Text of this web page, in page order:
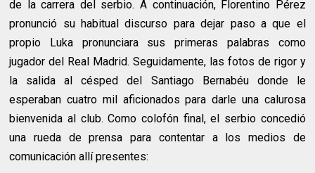
de la carrera del serbio. A continuación, Florentino Pérez
pronunció su habitual discurso para dejar paso a que el
propio Luka pronunciara sus primeras palabras como
jugador del Real Madrid. Seguidamente, las fotos de rigor y
la salida al césped del Santiago Bernabéu donde le
esperaban cuatro mil aficionados para darle una calurosa
bienvenida al club. Como colofón final, el serbio concedió
una rueda de prensa para contentar a los medios de
comunicación allí presentes: